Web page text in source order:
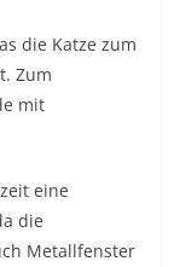
die Katze zum
Zum
mit
eine
die
Metallfenster